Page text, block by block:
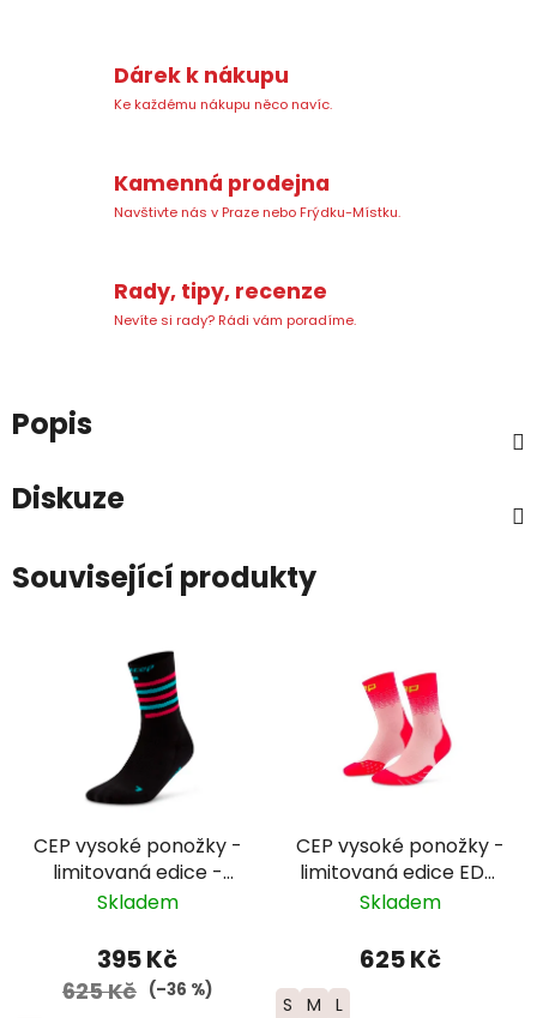
Dárek k nákupu
Ke každému nákupu něco navíc.
Kamenná prodejna
Navštivte nás v Praze nebo Frýdku-Místku.
Rady, tipy, recenze
Nevíte si rady? Rádi vám poradíme.
Popis
Diskuze
Související produkty
CEP vysoké ponožky -
limitovaná edice -
pánské - černá/
Skladem
395 Kč
625 Kč (–36 %)
CEP vysoké ponožky -
limitovaná edice EDT.
FADE - dámské -
Skladem
625 Kč
S M L